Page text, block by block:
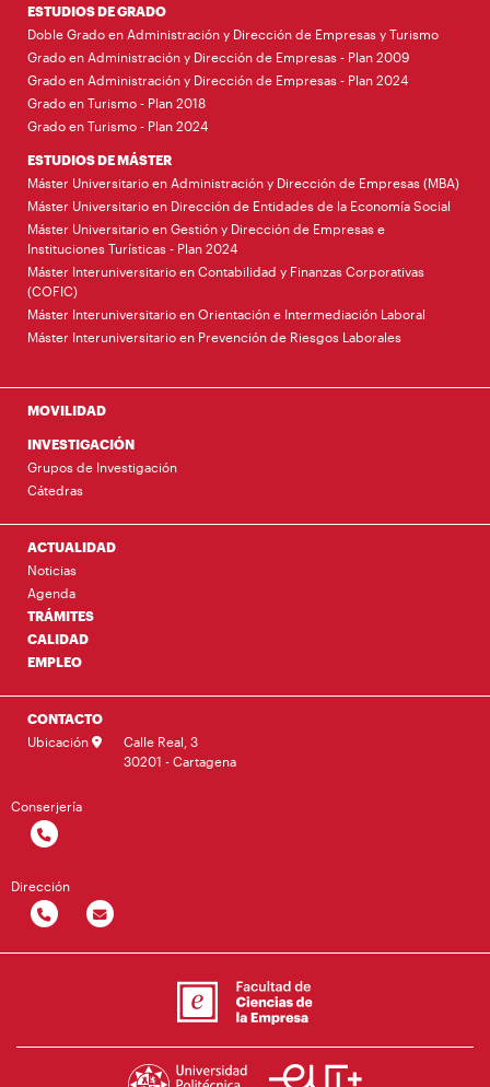
ESTUDIOS DE GRADO
Doble Grado en Administración y Dirección de Empresas y Turismo
Grado en Administración y Dirección de Empresas - Plan 2009
Grado en Administración y Dirección de Empresas - Plan 2024
Grado en Turismo - Plan 2018
Grado en Turismo - Plan 2024
ESTUDIOS DE MÁSTER
Máster Universitario en Administración y Dirección de Empresas (MBA)
Máster Universitario en Dirección de Entidades de la Economía Social
Máster Universitario en Gestión y Dirección de Empresas e
Instituciones Turísticas - Plan 2024
Máster Interuniversitario en Contabilidad y Finanzas Corporativas
(COFIC)
Máster Interuniversitario en Orientación e Intermediación Laboral
Máster Interuniversitario en Prevención de Riesgos Laborales
MOVILIDAD
INVESTIGACIÓN
Grupos de Investigación
Cátedras
ACTUALIDAD
Noticias
Agenda
TRÁMITES
CALIDAD
EMPLEO
CONTACTO
Ubicación
Calle Real, 3
30201 - Cartagena
Conserjería
Dirección